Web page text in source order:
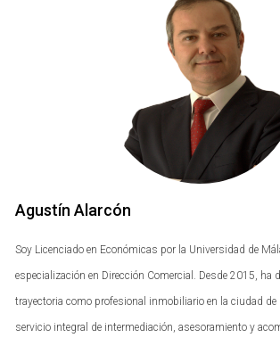
este artículo, compartiremos historias
personas que han tomado riesgos
cosechado los frutos de su visión.
Caso Práctico 1: Teatinos
La Estrategia del Inversor
Teatinos ha sido una de las áreas más
Juan Pérez, decidió adentrarse en esta
precios aún eran accesibles. Con un coste
aproximadamente 150,000 euros por un
dos habitaciones, Juan vio el potencial en
Universidad y el nuevo hospital. Juan
Agustín Alarcón
Soy Licenciado en Económicas por la Universidad de
especialización en Dirección Comercial. Desde 2015, ha
trayectoria como profesional inmobiliario en la ciudad de
servicio integral de intermediación, asesoramiento y